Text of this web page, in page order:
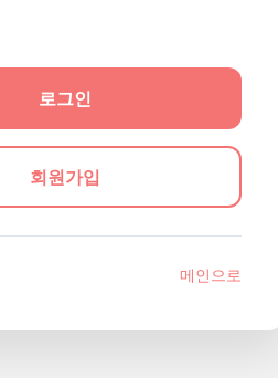
회원가입
메인으로